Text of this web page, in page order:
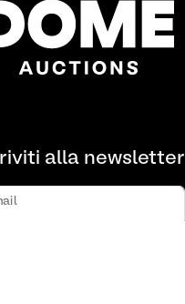
alla newsletter